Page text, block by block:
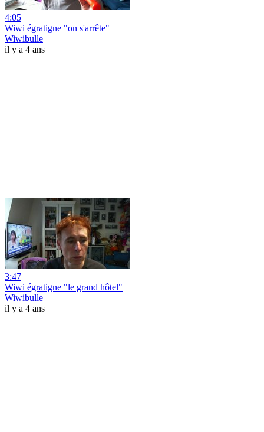
4:05
Wiwi égratigne "on s'arrête"
Wiwibulle
il y a 4 ans
3:47
Wiwi égratigne "le grand hôtel"
Wiwibulle
il y a 4 ans